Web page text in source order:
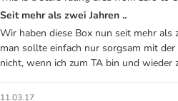
Seit mehr als zwei Jahren ..
Wir haben diese Box nun seit mehr
man sollte einfach nur sorgsam mit
nicht, wenn ich zum TA bin und wieder
11.03.17